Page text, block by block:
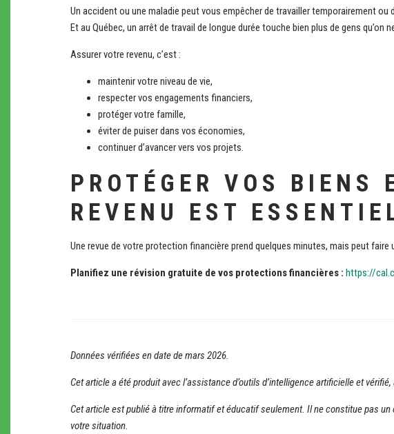
Un accident ou une maladie peut vous empêcher de travailler temporairement ou
Et au Québec, un arrêt de travail de longue durée touche bien plus de gens qu’on
Assurer votre revenu, c’est :
maintenir votre niveau de vie,
respecter vos engagements financiers,
protéger votre famille,
éviter de puiser dans vos économies,
continuer d’avancer vers vos projets.
PROTÉGER VOS BIENS
REVENU EST
Une revue de votre protection financière prend quelques minutes, mais peut faire
Planifiez une révision gratuite de vos protections financières : https://
Données vérifiées en date de mars 2026.
Cet article a été produit avec l’assistance d’outils d’intelligence artificielle et
Cet article est publié à titre informatif et éducatif seulement. Il ne constitue pas
votre situation.